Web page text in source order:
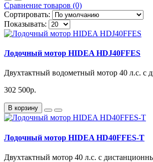
Сравнение товаров (0)
Сортировать:
Показывать:
Лодочный мотор HIDEA HDJ40FFES
Двухтактный водометный мотор 40 л.с. с
302 500р.
В корзину
Лодочный мотор HIDEA HD40FFES-T
Двухтактный мотор 40 л.с. с